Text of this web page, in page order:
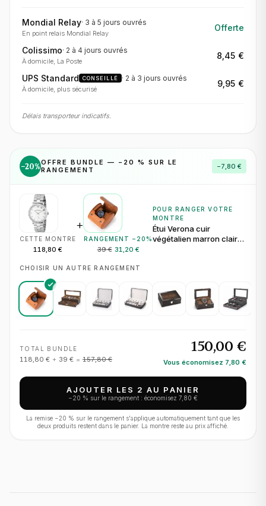
Mondial Relay· 3 à 5 jours ouvrés
En point relais Mondial Relay
Offerte
Colissimo· 2 à 4 jours ouvrés
À domicile, La Poste
8,45 €
UPS Standard CONSEILLÉ · 2 à 3 jours ouvrés
À domicile, plus sécurisé
9,95 €
Délais transporteur indicatifs.
−20%OFFRE BUNDLE — − 20 % SUR LE
RANGEMENT
−7,80 €
CETTE MONTRE
118,80 €
+
RANGEMENT − 20 %
39 € 31,20 €
POUR RANGER VOTRE
MONTRE
Étui Verona cuir
végétalien marron clair
CHOISIR UN AUTRE RANGEMENT
TOTAL BUNDLE
118,80 € + 39 € = 157,80 €
150,00 €
Vous économisez 7,80 €
AJOUTER LES 2 AU PANIER
−20 % sur le rangement : économisez 7,80 €
La remise −20 % sur le rangement s'applique automatiquement tant que les
deux produits restent dans le panier. La montre reste au prix affiché.